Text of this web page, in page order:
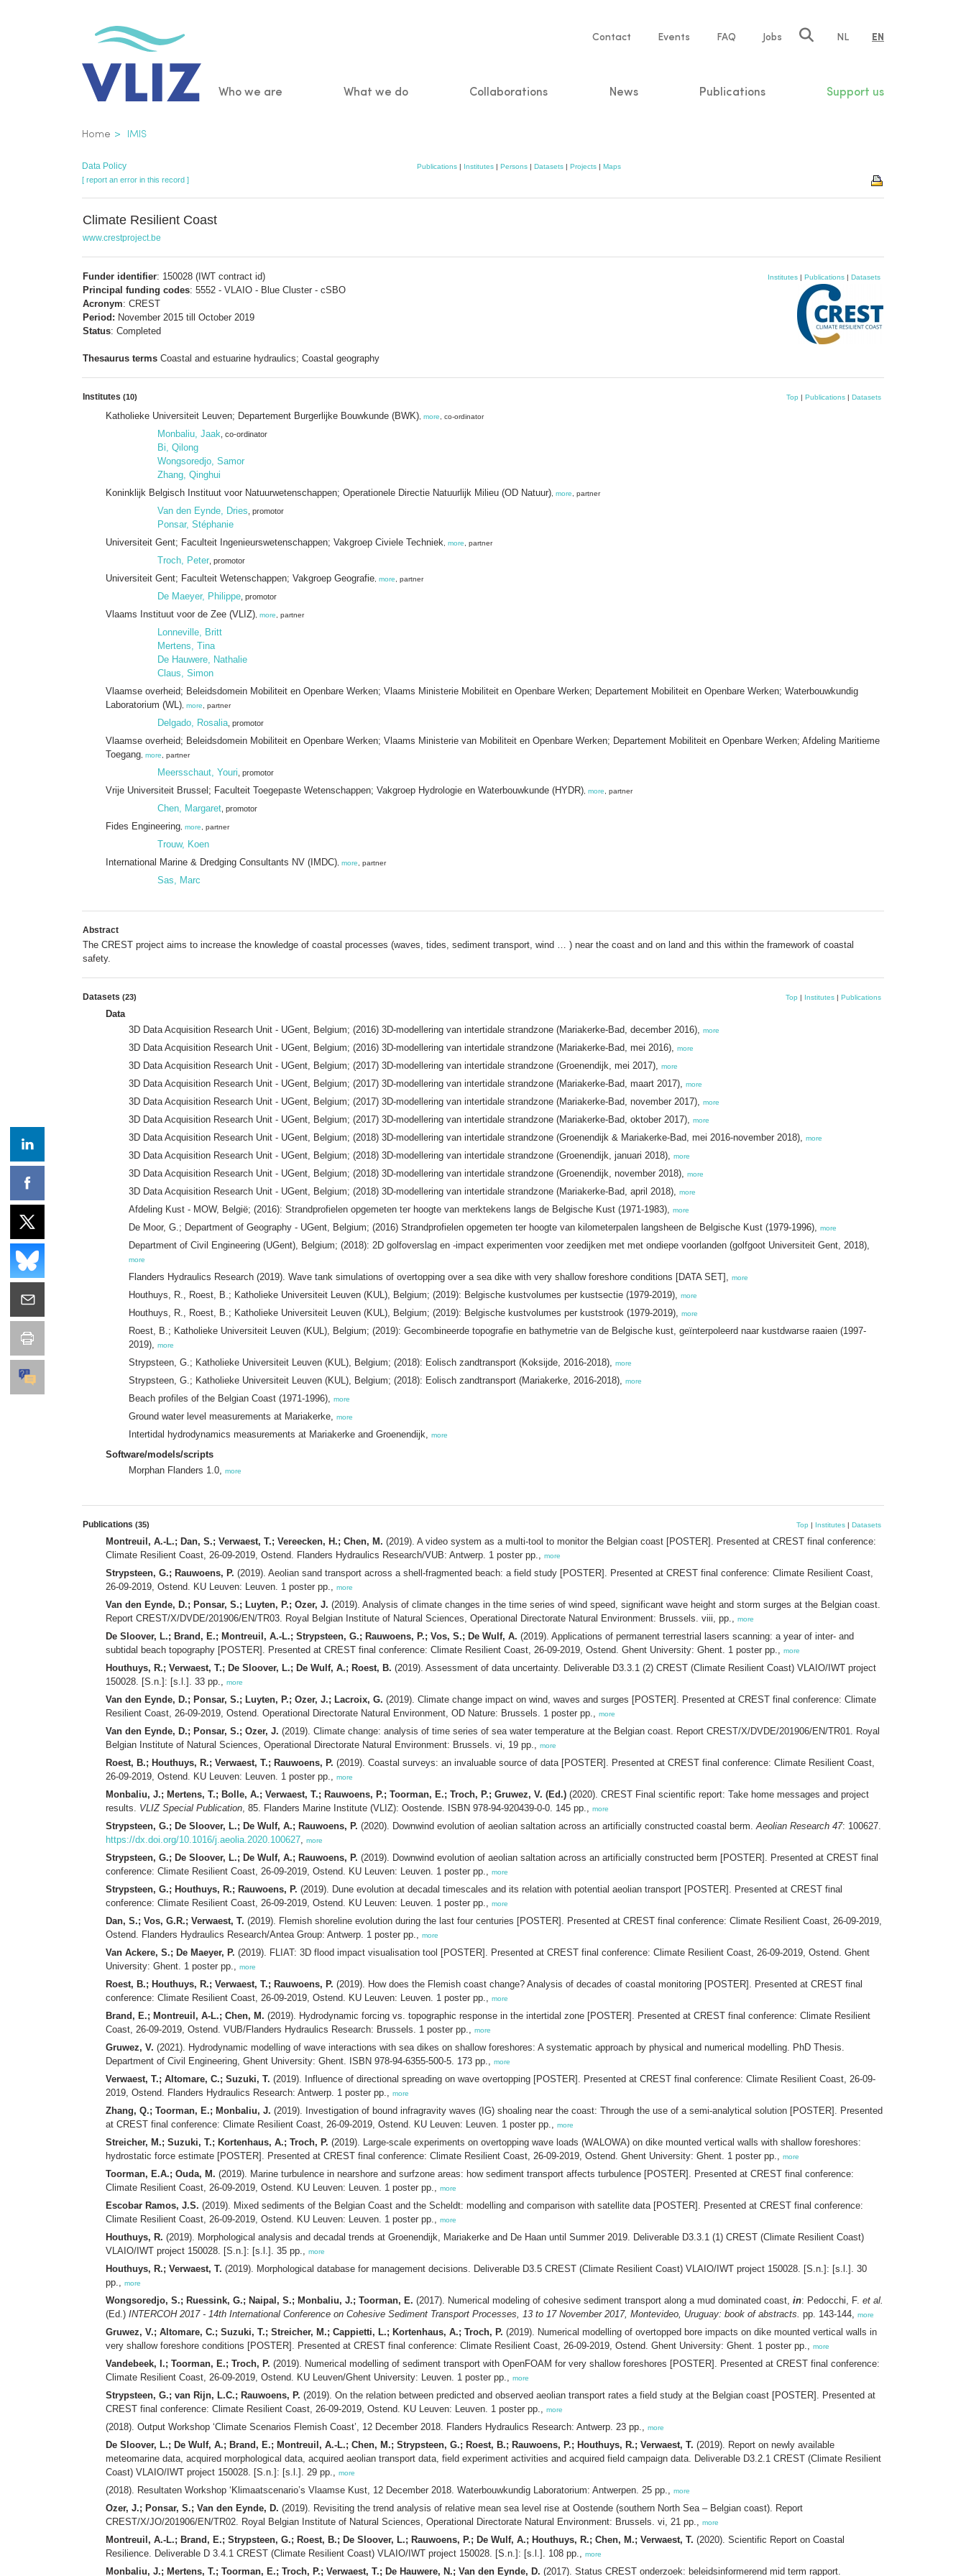
Service
Contact Events FAQ Jobs NL EN
Main
Who we are What we do Collaborations News Publications Support us
Breadcrumb
Home IMIS
Data Policy Publications | Institutes | Persons | Datasets | Projects | Maps
[ report an error in this record ]
Climate Resilient Coast
www.crestproject.be
Funder identifier: 150028 (IWT contract id)
Principal funding codes: 5552 - VLAIO - Blue Cluster - cSBO
Acronym: CREST
Period: November 2015 till October 2019
Status: Completed
Thesaurus terms Coastal and estuarine hydraulics; Coastal geography
Institutes | Publications | Datasets
Institutes (10) Top | Publications | Datasets
Katholieke Universiteit Leuven; Departement Burgerlijke Bouwkunde (BWK) more , co-ordinator
Monbaliu, Jaak , co-ordinator
Bi, Qilong
Wongsoredjo, Samor
Zhang, Qinghui
Koninklijk Belgisch Instituut voor Natuurwetenschappen; Operationele Directie Natuurlijk Milieu (OD Natuur) more , partner
Van den Eynde, Dries , promotor
Ponsar, Stéphanie
Universiteit Gent; Faculteit Ingenieurswetenschappen; Vakgroep Civiele Techniek
more , partner
Troch, Peter , promotor
Universiteit Gent; Faculteit Wetenschappen; Vakgroep Geografie more , partner
De Maeyer, Philippe , promotor
Vlaams Instituut voor de Zee (VLIZ) more , partner
Lonneville, Britt
Mertens, Tina
De Hauwere, Nathalie
Claus, Simon
Vlaamse overheid; Beleidsdomein Mobiliteit en Openbare Werken; Vlaams Ministerie Mobiliteit en Openbare Werken; Departement Mobiliteit en Openbare Werken; Waterbouwkundig
Laboratorium (WL) more , partner
Delgado, Rosalia , promotor
Vlaamse overheid; Beleidsdomein Mobiliteit en Openbare Werken; Vlaams Ministerie van Mobiliteit en Openbare Werken; Departement Mobiliteit en Openbare Werken; Afdeling Maritieme
Toegang more , partner
Meersschaut, Youri , promotor
Vrije Universiteit Brussel; Faculteit Toegepaste Wetenschappen; Vakgroep Hydrologie en Waterbouwkunde (HYDR) more , partner
Chen, Margaret , promotor
Fides Engineering more , partner
Trouw, Koen
International Marine & Dredging Consultants NV (IMDC) more , partner
Sas, Marc
Abstract
The CREST project aims to increase the knowledge of coastal processes (waves, tides, sediment transport, wind … ) near the coast and on land and this within the framework of coastal
safety.
Datasets (23) Top | Institutes | Publications
Data
3D Data Acquisition Research Unit - UGent, Belgium; (2016) 3D-modellering van intertidale strandzone (Mariakerke-Bad, december 2016),
more
3D Data Acquisition Research Unit - UGent, Belgium; (2016) 3D-modellering van intertidale strandzone (Mariakerke-Bad, mei 2016), more
3D Data Acquisition Research Unit - UGent, Belgium; (2017) 3D-modellering van intertidale strandzone (Groenendijk, mei 2017), more
3D Data Acquisition Research Unit - UGent, Belgium; (2017) 3D-modellering van intertidale strandzone (Mariakerke-Bad, maart 2017), more
3D Data Acquisition Research Unit - UGent, Belgium; (2017) 3D-modellering van intertidale strandzone (Mariakerke-Bad, november 2017), more
3D Data Acquisition Research Unit - UGent, Belgium; (2017) 3D-modellering van intertidale strandzone (Mariakerke-Bad, oktober 2017), more
3D Data Acquisition Research Unit - UGent, Belgium; (2018) 3D-modellering van intertidale strandzone (Groenendijk & Mariakerke-Bad, mei 2016-november 2018), more
3D Data Acquisition Research Unit - UGent, Belgium; (2018) 3D-modellering van intertidale strandzone (Groenendijk, januari 2018), more
3D Data Acquisition Research Unit - UGent, Belgium; (2018) 3D-modellering van intertidale strandzone (Groenendijk, november 2018), more
3D Data Acquisition Research Unit - UGent, Belgium; (2018) 3D-modellering van intertidale strandzone (Mariakerke-Bad, april 2018), more
Afdeling Kust - MOW, België; (2016): Strandprofielen opgemeten ter hoogte van merktekens langs de Belgische Kust (1971-1983), more
De Moor, G.; Department of Geography - UGent, Belgium; (2016) Strandprofielen opgemeten ter hoogte van kilometerpalen langsheen de Belgische Kust (1979-1996), more
Department of Civil Engineering (UGent), Belgium; (2018): 2D golfoverslag en -impact experimenten voor zeedijken met met ondiepe voorlanden (golfgoot Universiteit Gent, 2018),
more
Flanders Hydraulics Research (2019). Wave tank simulations of overtopping over a sea dike with very shallow foreshore conditions [DATA SET], more
Houthuys, R., Roest, B.; Katholieke Universiteit Leuven (KUL), Belgium; (2019): Belgische kustvolumes per kustsectie (1979-2019), more
Houthuys, R., Roest, B.; Katholieke Universiteit Leuven (KUL), Belgium; (2019): Belgische kustvolumes per kuststrook (1979-2019), more
Roest, B.; Katholieke Universiteit Leuven (KUL), Belgium; (2019): Gecombineerde topografie en bathymetrie van de Belgische kust, geïnterpoleerd naar kustdwarse raaien (1997-
2019),
more
Strypsteen, G.; Katholieke Universiteit Leuven (KUL), Belgium; (2018): Eolisch zandtransport (Koksijde, 2016-2018), more
Strypsteen, G.; Katholieke Universiteit Leuven (KUL), Belgium; (2018): Eolisch zandtransport (Mariakerke, 2016-2018), more
Beach profiles of the Belgian Coast (1971-1996), more
Ground water level measurements at Mariakerke, more
Intertidal hydrodynamics measurements at Mariakerke and Groenendijk, more
Software/models/scripts
Morphan Flanders 1.0,
more
Publications (35) Top | Institutes | Datasets
Montreuil, A.-L.; Dan, S.; Verwaest, T.; Vereecken, H.; Chen, M. (2019). A video system as a multi-tool to monitor the Belgian coast [POSTER]. Presented at CREST final conference:
Climate Resilient Coast, 26-09-2019, Ostend. Flanders Hydraulics Research/VUB: Antwerp. 1 poster pp.,
more
Strypsteen, G.; Rauwoens, P. (2019). Aeolian sand transport across a shell-fragmented beach: a field study [POSTER]. Presented at CREST final conference: Climate Resilient Coast,
26-09-2019, Ostend. KU Leuven: Leuven. 1 poster pp.,
more
Van den Eynde, D.; Ponsar, S.; Luyten, P.; Ozer, J. (2019). Analysis of climate changes in the time series of wind speed, significant wave height and storm surges at the Belgian coast.
Report CREST/X/DVDE/201906/EN/TR03. Royal Belgian Institute of Natural Sciences, Operational Directorate Natural Environment: Brussels. viii, pp.,
more
De Sloover, L.; Brand, E.; Montreuil, A.-L.; Strypsteen, G.; Rauwoens, P.; Vos, S.; De Wulf, A. (2019). Applications of permanent terrestrial lasers scanning: a year of inter- and
subtidal beach topography [POSTER]. Presented at CREST final conference: Climate Resilient Coast, 26-09-2019, Ostend. Ghent University: Ghent. 1 poster pp.,
more
Houthuys, R.; Verwaest, T.; De Sloover, L.; De Wulf, A.; Roest, B. (2019). Assessment of data uncertainty. Deliverable D3.3.1 (2) CREST (Climate Resilient Coast) VLAIO/IWT project
150028. [S.n.]: [s.l.]. 33 pp.,
more
Van den Eynde, D.; Ponsar, S.; Luyten, P.; Ozer, J.; Lacroix, G. (2019). Climate change impact on wind, waves and surges [POSTER]. Presented at CREST final conference: Climate
Resilient Coast, 26-09-2019, Ostend. Operational Directorate Natural Environment, OD Nature: Brussels. 1 poster pp.,
more
Van den Eynde, D.; Ponsar, S.; Ozer, J. (2019). Climate change: analysis of time series of sea water temperature at the Belgian coast. Report CREST/X/DVDE/201906/EN/TR01. Royal
Belgian Institute of Natural Sciences, Operational Directorate Natural Environment: Brussels. vi, 19 pp.,
more
Roest, B.; Houthuys, R.; Verwaest, T.; Rauwoens, P. (2019). Coastal surveys: an invaluable source of data [POSTER]. Presented at CREST final conference: Climate Resilient Coast,
26-09-2019, Ostend. KU Leuven: Leuven. 1 poster pp.,
more
Monbaliu, J.; Mertens, T.; Bolle, A.; Verwaest, T.; Rauwoens, P.; Toorman, E.; Troch, P.; Gruwez, V. (Ed.) (2020). CREST Final scientific report: Take home messages and project
results. VLIZ Special Publication , 85. Flanders Marine Institute (VLIZ): Oostende. ISBN 978-94-920439-0-0. 145 pp., more
Strypsteen, G.; De Sloover, L.; De Wulf, A.; Rauwoens, P. (2020). Downwind evolution of aeolian saltation across an artificially constructed coastal berm. Aeolian Research 47: 100627.
https://dx.doi.org/10.1016/j.aeolia.2020.100627
more
Strypsteen, G.; De Sloover, L.; De Wulf, A.; Rauwoens, P. (2019). Downwind evolution of aeolian saltation across an artificially constructed berm [POSTER]. Presented at CREST final
conference: Climate Resilient Coast, 26-09-2019, Ostend. KU Leuven: Leuven. 1 poster pp.,
more
Strypsteen, G.; Houthuys, R.; Rauwoens, P. (2019). Dune evolution at decadal timescales and its relation with potential aeolian transport [POSTER]. Presented at CREST final
conference: Climate Resilient Coast, 26-09-2019, Ostend. KU Leuven: Leuven. 1 poster pp.,
more
Dan, S.; Vos, G.R.; Verwaest, T. (2019). Flemish shoreline evolution during the last four centuries [POSTER]. Presented at CREST final conference: Climate Resilient Coast, 26-09-2019,
Ostend. Flanders Hydraulics Research/Antea Group: Antwerp. 1 poster pp.,
more
Van Ackere, S.; De Maeyer, P. (2019). FLIAT: 3D flood impact visualisation tool [POSTER]. Presented at CREST final conference: Climate Resilient Coast, 26-09-2019, Ostend. Ghent
University: Ghent. 1 poster pp.,
more
Roest, B.; Houthuys, R.; Verwaest, T.; Rauwoens, P. (2019). How does the Flemish coast change? Analysis of decades of coastal monitoring [POSTER]. Presented at CREST final
conference: Climate Resilient Coast, 26-09-2019, Ostend. KU Leuven: Leuven. 1 poster pp.,
more
Brand, E.; Montreuil, A-L.; Chen, M. (2019). Hydrodynamic forcing vs. topographic response in the intertidal zone [POSTER]. Presented at CREST final conference: Climate Resilient
Coast, 26-09-2019, Ostend. VUB/Flanders Hydraulics Research: Brussels. 1 poster pp.,
more
Gruwez, V. (2021). Hydrodynamic modelling of wave interactions with sea dikes on shallow foreshores: A systematic approach by physical and numerical modelling. PhD Thesis.
Department of Civil Engineering, Ghent University: Ghent. ISBN 978-94-6355-500-5. 173 pp.,
more
Verwaest, T.; Altomare, C.; Suzuki, T. (2019). Influence of directional spreading on wave overtopping [POSTER]. Presented at CREST final conference: Climate Resilient Coast, 26-09-
2019, Ostend. Flanders Hydraulics Research: Antwerp. 1 poster pp.,
more
Zhang, Q.; Toorman, E.; Monbaliu, J. (2019). Investigation of bound infragravity waves (IG) shoaling near the coast: Through the use of a semi-analytical solution [POSTER]. Presented
at CREST final conference: Climate Resilient Coast, 26-09-2019, Ostend. KU Leuven: Leuven. 1 poster pp.,
more
Streicher, M.; Suzuki, T.; Kortenhaus, A.; Troch, P. (2019). Large-scale experiments on overtopping wave loads (WALOWA) on dike mounted vertical walls with shallow foreshores:
hydrostatic force estimate [POSTER]. Presented at CREST final conference: Climate Resilient Coast, 26-09-2019, Ostend. Ghent University: Ghent. 1 poster pp.,
more
Toorman, E.A.; Ouda, M. (2019). Marine turbulence in nearshore and surfzone areas: how sediment transport affects turbulence [POSTER]. Presented at CREST final conference:
Climate Resilient Coast, 26-09-2019, Ostend. KU Leuven: Leuven. 1 poster pp.,
more
Escobar Ramos, J.S. (2019). Mixed sediments of the Belgian Coast and the Scheldt: modelling and comparison with satellite data [POSTER]. Presented at CREST final conference:
Climate Resilient Coast, 26-09-2019, Ostend. KU Leuven: Leuven. 1 poster pp.,
more
Houthuys, R. (2019). Morphological analysis and decadal trends at Groenendijk, Mariakerke and De Haan until Summer 2019. Deliverable D3.3.1 (1) CREST (Climate Resilient Coast)
VLAIO/IWT project 150028. [S.n.]: [s.l.]. 35 pp.,
more
Houthuys, R.; Verwaest, T. (2019). Morphological database for management decisions. Deliverable D3.5 CREST (Climate Resilient Coast) VLAIO/IWT project 150028. [S.n.]: [s.l.]. 30
pp.,
more
Wongsoredjo, S.; Ruessink, G.; Naipal, S.; Monbaliu, J.; Toorman, E. (2017). Numerical modeling of cohesive sediment transport along a mud dominated coast, in: Pedocchi, F. et al.
(Ed.) INTERCOH 2017 - 14th International Conference on Cohesive Sediment Transport Processes, 13 to 17 November 2017, Montevideo, Uruguay: book of abstracts. pp. 143-144, more
Gruwez, V.; Altomare, C.; Suzuki, T.; Streicher, M.; Cappietti, L.; Kortenhaus, A.; Troch, P. (2019). Numerical modelling of overtopped bore impacts on dike mounted vertical walls in
very shallow foreshore conditions [POSTER]. Presented at CREST final conference: Climate Resilient Coast, 26-09-2019, Ostend. Ghent University: Ghent. 1 poster pp.,
more
Vandebeek, I.; Toorman, E.; Troch, P. (2019). Numerical modelling of sediment transport with OpenFOAM for very shallow foreshores [POSTER]. Presented at CREST final conference:
Climate Resilient Coast, 26-09-2019, Ostend. KU Leuven/Ghent University: Leuven. 1 poster pp.,
more
Strypsteen, G.; van Rijn, L.C.; Rauwoens, P. (2019). On the relation between predicted and observed aeolian transport rates a field study at the Belgian coast [POSTER]. Presented at
CREST final conference: Climate Resilient Coast, 26-09-2019, Ostend. KU Leuven: Leuven. 1 poster pp.,
more
(2018). Output Workshop ‘Climate Scenarios Flemish Coast’, 12 December 2018. Flanders Hydraulics Research: Antwerp. 23 pp., more
De Sloover, L.; De Wulf, A.; Brand, E.; Montreuil, A.-L.; Chen, M.; Strypsteen, G.; Roest, B.; Rauwoens, P.; Houthuys, R.; Verwaest, T. (2019). Report on newly available
meteomarine data, acquired morphological data, acquired aeolian transport data, field experiment activities and acquired field campaign data. Deliverable D3.2.1 CREST (Climate Resilient
Coast) VLAIO/IWT project 150028. [S.n.]: [s.l.]. 29 pp.,
more
(2018). Resultaten Workshop ‘Klimaatscenario’s Vlaamse Kust, 12 December 2018. Waterbouwkundig Laboratorium: Antwerpen. 25 pp., more
Ozer, J.; Ponsar, S.; Van den Eynde, D. (2019). Revisiting the trend analysis of relative mean sea level rise at Oostende (southern North Sea – Belgian coast). Report
CREST/X/JO/201906/EN/TR02. Royal Belgian Institute of Natural Sciences, Operational Directorate Natural Environment: Brussels. vi, 21 pp.,
more
Montreuil, A.-L.; Brand, E.; Strypsteen, G.; Roest, B.; De Sloover, L.; Rauwoens, P.; De Wulf, A.; Houthuys, R.; Chen, M.; Verwaest, T. (2020). Scientific Report on Coastal
Resilience. Deliverable D 3.4.1 CREST (Climate Resilient Coast) VLAIO/IWT project 150028. [S.n.]: [s.l.]. 108 pp.,
more
Monbaliu, J.; Mertens, T.; Toorman, E.; Troch, P.; Verwaest, T.; De Hauwere, N.; Van den Eynde, D. (2017). Status CREST onderzoek: beleidsinformerend mid term rapport.